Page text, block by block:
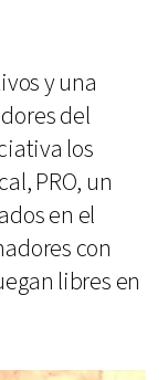
y una
del
los
PRO, un
en el
con
libres en